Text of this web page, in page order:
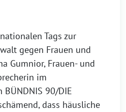
Tags zur
gegen Frauen und
Gumnior, Frauen- und
im
BÜNDNIS 90/DIE
dass häusliche